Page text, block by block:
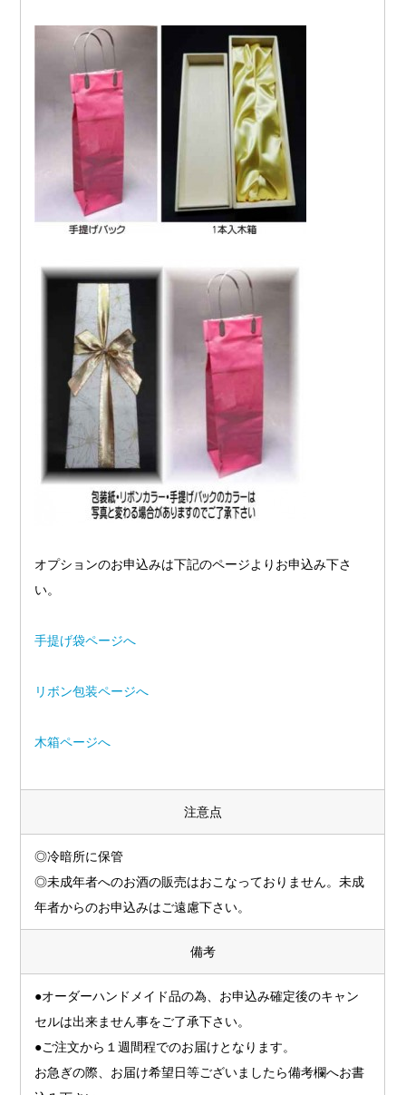
オプションのお申込みは下記のページよりお申込み下さ
い。
手提げ袋ページへ
リボン包装ページへ
木箱ページへ
注意点
◎冷暗所に保管
◎未成年者へのお酒の販売はおこなっておりません。未成
年者からのお申込みはご遠慮下さい。
備考
●オーダーハンドメイド品の為、お申込み確定後のキャン
セルは出来ません事をご了承下さい。
●ご注文から１週間程でのお届けとなります。
お急ぎの際、お届け希望日等ございましたら備考欄へお書